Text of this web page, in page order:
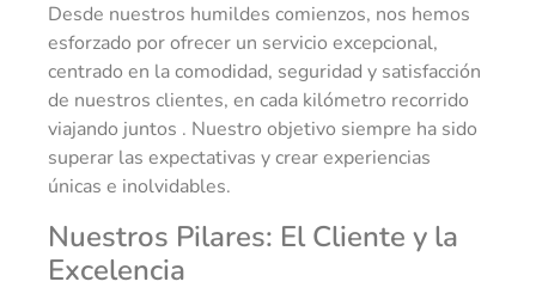
Desde nuestros humildes comienzos, nos hemos
esforzado por ofrecer un servicio excepcional,
centrado en la comodidad, seguridad y satisfacción
de nuestros clientes, en cada kilómetro recorrido
viajando juntos . Nuestro objetivo siempre ha sido
superar las expectativas y crear experiencias
únicas e inolvidables.
Nuestros Pilares: El Cliente y la
Excelencia